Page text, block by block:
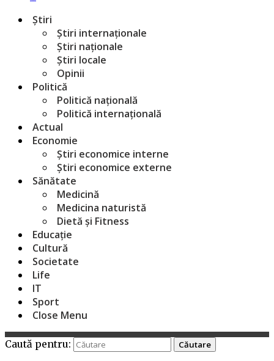
Știri
Știri internaționale
Știri naționale
Știri locale
Opinii
Politică
Politică națională
Politică internațională
Actual
Economie
Știri economice interne
Știri economice externe
Sănătate
Medicină
Medicina naturistă
Dietă și Fitness
Educație
Cultură
Societate
Life
IT
Sport
Close Menu
Caută pentru: